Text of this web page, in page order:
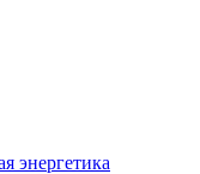
энергетика